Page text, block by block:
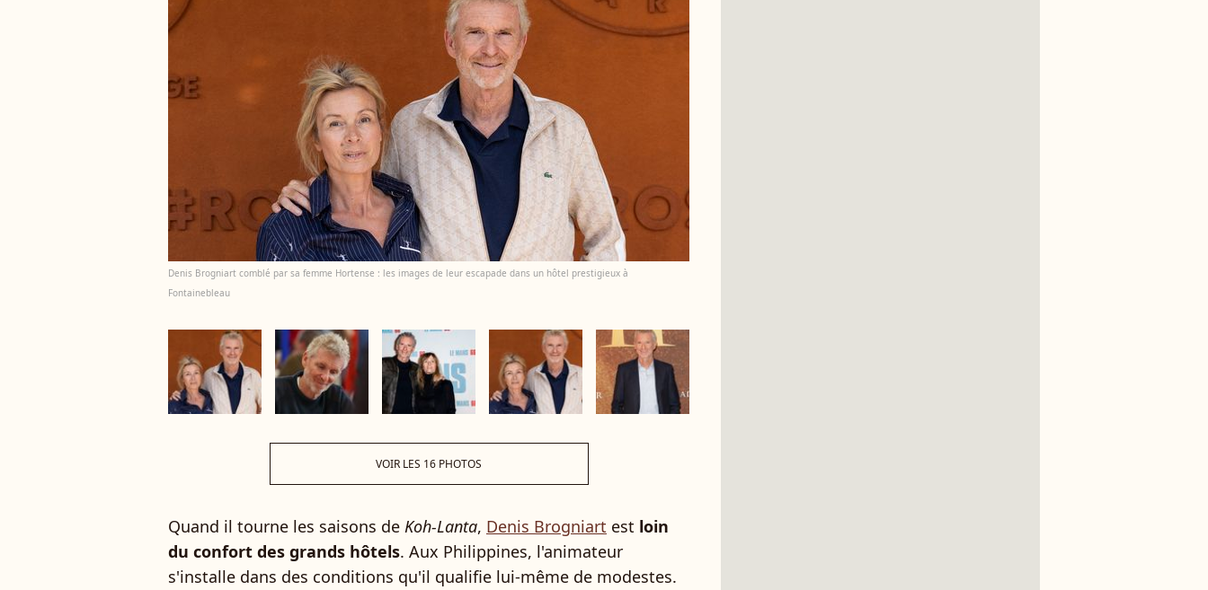
Denis Brogniart comblé par sa femme Hortense : les images de leur escapade dans un hôtel prestigieux à
Fontainebleau
VOIR LES 16 PHOTOS
Quand il tourne les saisons de Koh-Lanta, Denis Brogniart est loin
du confort des grands hôtels. Aux Philippines, l'animateur
s'installe dans des conditions qu'il qualifie lui-même de modestes.